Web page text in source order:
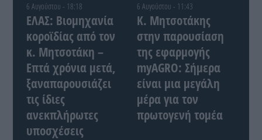
6 Αυγούστου - 18:18
ΕΛΑΣ: Βιομηχανία
κοροϊδίας από τον
κ. Μητσοτάκη –
Επτά χρόνια μετά,
ξαναπαρουσιάζει
τις ίδιες
ανεκπλήρωτες
υποσχέσεις
6 Αυγούστου - 11:43
Κ. Μητσοτάκης
στην παρουσίαση
της εφαρμογής
myAGRO: Σήμερα
είναι μια μεγάλη
μέρα για τον
πρωτογενή τομέα